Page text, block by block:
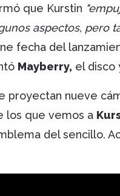
que Kurstin
aspectos, pero
fecha del
Mayberry, el disco
proyectan nueve
los que vemos a
del sencillo.